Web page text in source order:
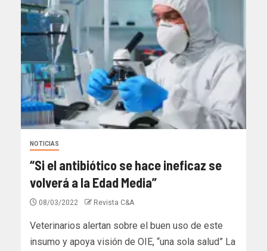
NOTICIAS
“Si el antibiótico se hace ineficaz se
volverá a la Edad Media”
08/03/2022 Revista C&A
Veterinarios alertan sobre el buen uso de este
insumo y apoya visión de OIE, “una sola salud” La